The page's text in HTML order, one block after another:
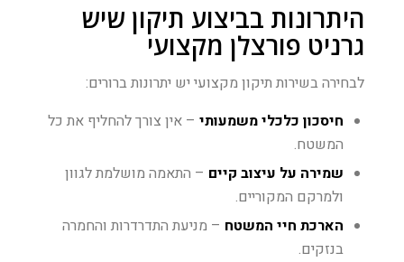
היתרונות בביצוע תיקון שיש
גרניט פורצלן מקצועי
לבחירה בשירות תיקון מקצועי יש יתרונות ברורים:
חיסכון כלכלי משמעותי– אין צורך להחליף את כל
המשטח.
שמירה על עיצוב קיים – התאמה מושלמת לגוון
ולמרקם המקוריים.
הארכת חיי המשטח – מניעת התדרדרות והחמרה
בנזקים.